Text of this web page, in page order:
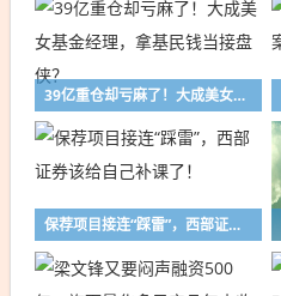
39亿重仓却亏麻了！大成美女基金经理，拿基民钱当接盘侠？
保荐项目接连“踩雷”，西部证券该给自己补课了！